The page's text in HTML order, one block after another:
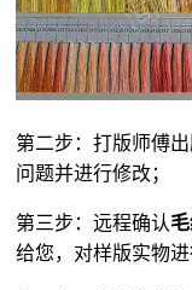
第二步：打版师傅
问题并进行修改；
第三步：远程确认
给您，对样版实物进